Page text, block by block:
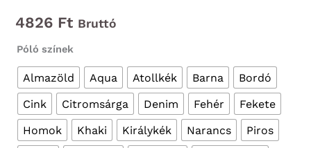
4826 Ft Bruttó
Póló színek
Almazöld Aqua Atollkék Barna
Bordó
Cink
Citromsárga Denim Fehér
Fekete
Homok
Khaki Királykék Narancs
Piros